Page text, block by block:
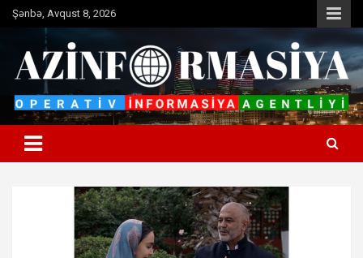
SkipŞənbə, Avqust 8, 2026
Azinformasiya
Operativ informasiya agentliyi